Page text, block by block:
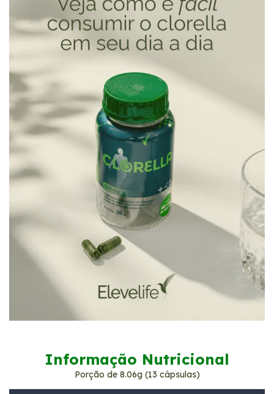
Informação Nutricional
Porção de 8.06g (13 cápsulas)